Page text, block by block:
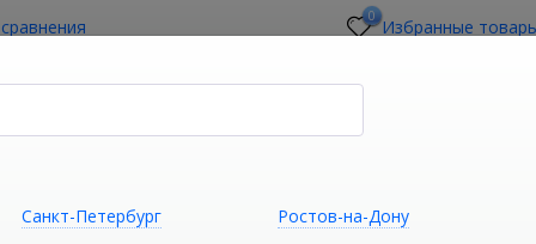
0 Избранные
Санкт-Петербург
Ростов-на-Дону